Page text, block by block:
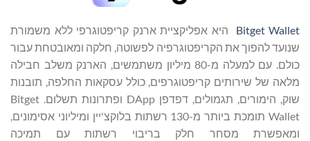
Bitget Wallet היא אפליקציית ארנק קריפטוגרפי ללא משמורת
שנועד להפוך את הקריפטוגרפיה לפשוטה, חלקה ומאובטחת עבור
כולם. עם למעלה מ-80 מיליון משתמשים, הארנק משלב חבילה
מלאה של שירותים קריפטוגרפים, כולל עסקאות החלפה, תובנות
שוק, הימורים, תגמולים, דפדפן DApp ופתרונות תשלום. Bitget
Wallet תומכת ביותר מ-130 רשתות בלוקצ'יין ומיליוני אסימונים,
ומאפשרת מסחר חלק בריבוי רשתות עם תמיכה